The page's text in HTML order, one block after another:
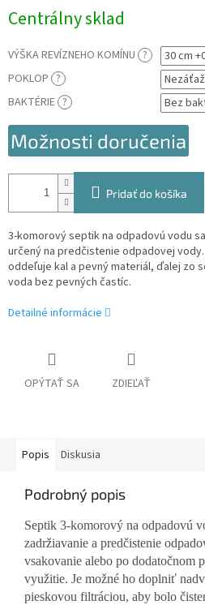
cena:
Centrálny sklad
VÝŠKA REVÍZNEHO KOMÍNU ?
POKLOP ?
BAKTÉRIE ?
Možnosti doručenia
Pridať do košíka
3-komorový septik na odpadovú vodu
určený na predčistenie odpadovej
oddeľuje kal a pevný materiál, ďalej zo
voda bez pevných častíc.
Detailné informácie
OPÝTAŤ SA ZDIEĽAŤ
Popis Diskusia
Podrobný popis
Septik 3-komorový na odpadovú
zadržiavanie a predčistenie
vsakovanie alebo po dodatočnom
využitie. Je možné ho doplniť
pieskovou filtráciou, aby bolo